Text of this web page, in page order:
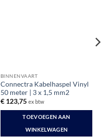
BINNENVAART
Connectra Kabelhaspel Vinyl
50 meter | 3 x 1,5 mm2
€123,75 ex btw
TOEVOEGEN AAN
WINKELWAGEN